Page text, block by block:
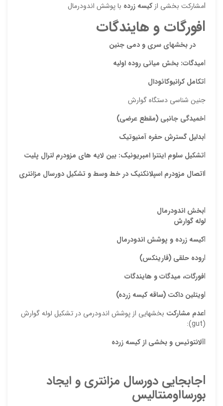
lمشارکت بخشی از
کیسه زرده با پوشش اندودرمال
lفورگات و هایندگات
در بخشهای سری و دمی جنین
lمیدگات: بخش میانی روده اولیه
lتکامل کرانیوکائودال
جنین شناسی دستگاه گوارش
lخمیدگی جانبی (مقطع عرضی)
lبدلیلگسترش حفره آمنیوتیک
lتشکیل سلوم اینترا امبریونیک: بین لایه های مزودرم لترال پلیت
lاتصال مزودرم اسپلانکنیک در خط وسط و تشکیل دورسال مزانتری
lبخش اندودرمال
لوله گوارش
lکیسه زرده و پوشش اندودرمال
lروده حلقی (فارینکس)
lفورگات، میدگات و هایندگات
lویتلین داکت (ساقه کیسه زرده)
lعدم مشارکت بخشهایی از پوشش اندودرمی در تشکیل لوله گوارش
(gut):
lآلانتوئیس و بخشی از کیسه زرده
lجابجایی دورسال مزانتری و ایجاد
بورسااومنتالیس